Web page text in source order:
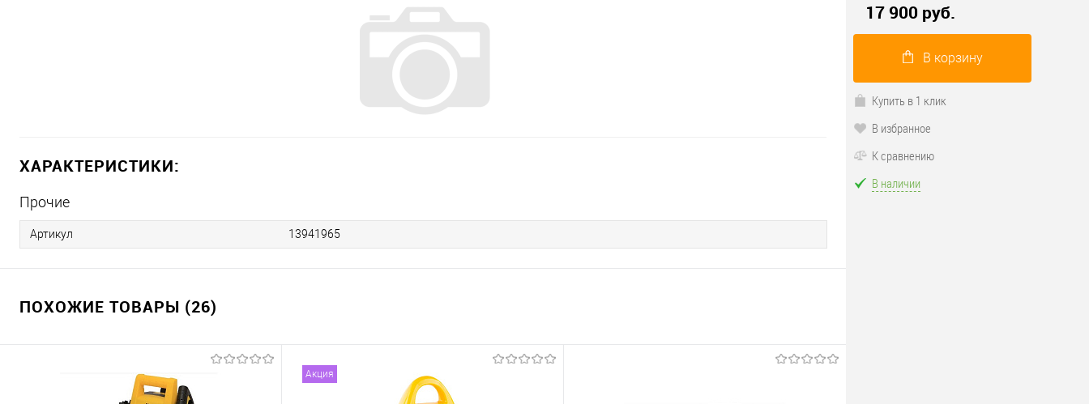
ХАРАКТЕРИСТИКИ:
Прочие
Артикул 13941965
ПОХОЖИЕ ТОВАРЫ (26)
Акция
17 900 руб.
В корзину
Купить в 1 клик
В избранное
К сравнению
В наличии